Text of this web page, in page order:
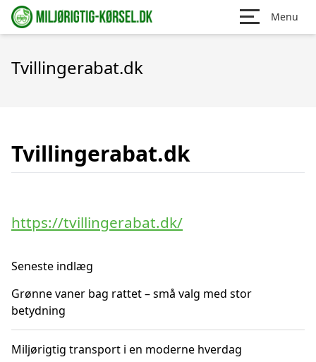
Menu
Tvillingerabat.dk
Tvillingerabat.dk
https://tvillingerabat.dk/
Seneste indlæg
Grønne vaner bag rattet – små valg med stor
betydning
Miljørigtig transport i en moderne hverdag